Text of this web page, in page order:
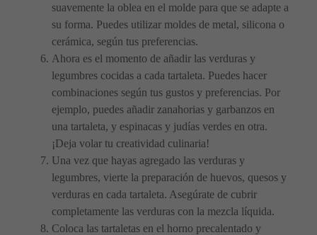
suavemente la oblea en el molde para que se adapte a
su forma. Puedes utilizar moldes de metal, silicona o
cerámica, según tus preferencias.
Ahora es el momento de añadir las verduras y
legumbres cocidas a cada tartaleta. Puedes hacer
combinaciones según tus gustos y preferencias. Por
ejemplo, puedes añadir zanahorias y garbanzos en
una tartaleta, y espinacas y judías verdes en otra.
¡Deja volar tu creatividad culinaria!
Una vez que hayas agregado las verduras y
legumbres, vierte la preparación de huevos, quesos y
verduras en cada tartaleta. Asegúrate de cubrir
completamente las verduras con la mezcla líquida.
Coloca las tartaletas en el horno precalentado y